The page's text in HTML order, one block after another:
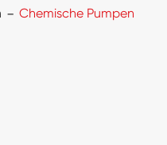
Chemische Pumpen